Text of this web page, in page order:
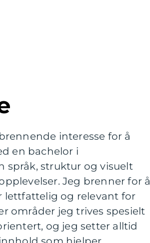
interesse for å
en bachelor i
språk, struktur og visuelt
Jeg brenner for å
lettfattelig og relevant for
områder jeg trives spesielt
og jeg setter alltid